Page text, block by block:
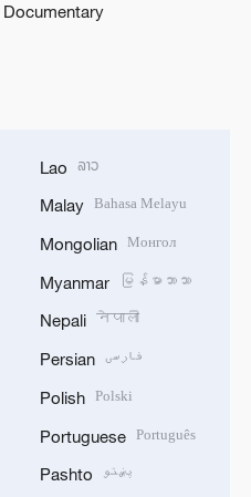
Documentary
Lao ລາວ
Malay Bahasa Melayu
Mongolian Монгол
Myanmar မြန်မာဘာသာ
Nepali नेपाली
Persian فارسی
Polish Polski
Portuguese Português
Pashto پښتو